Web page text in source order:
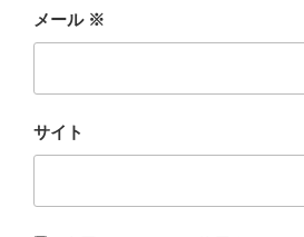
メール ※
サイト